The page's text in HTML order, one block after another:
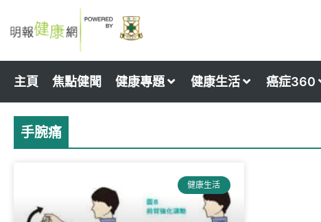
to
主頁 焦點健聞 健康專題 健康生活 癌症360
手腕痛
健康生活